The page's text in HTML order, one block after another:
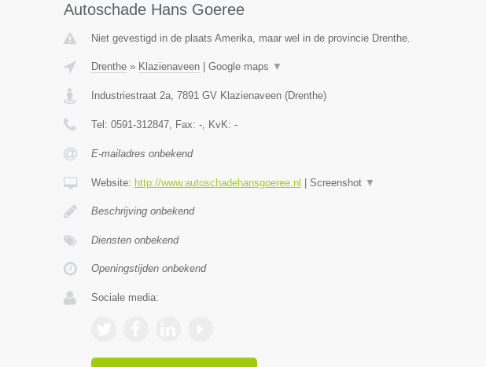
Autoschade Hans Goeree
Niet gevestigd in de plaats Amerika, maar wel in de provincie Drenthe.
Drenthe» Klazienaveen| Google maps ▼
Industriestraat 2a, 7891 GV Klazienaveen(Drenthe)
Tel: 0591-312847, Fax: -, KvK: -
E-mailadres onbekend
Website: http://www.autoschadehansgoeree.nl Screenshot ▼
Beschrijving onbekend
Diensten onbekend
Openingstijden onbekend
Sociale media: